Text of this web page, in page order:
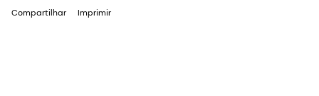
Compartilhar Imprimir